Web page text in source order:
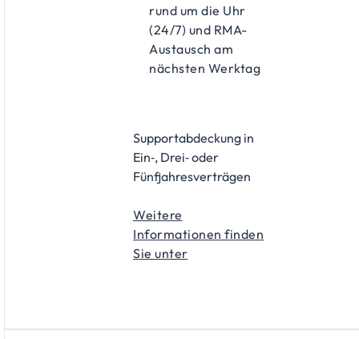
rund um die Uhr
(24/7) und RMA-
Austausch am
nächsten Werktag
Supportabdeckung in
Ein‑, Drei‑ oder
Fünfjahresverträgen
Weitere
Informationen finden
Sie unter